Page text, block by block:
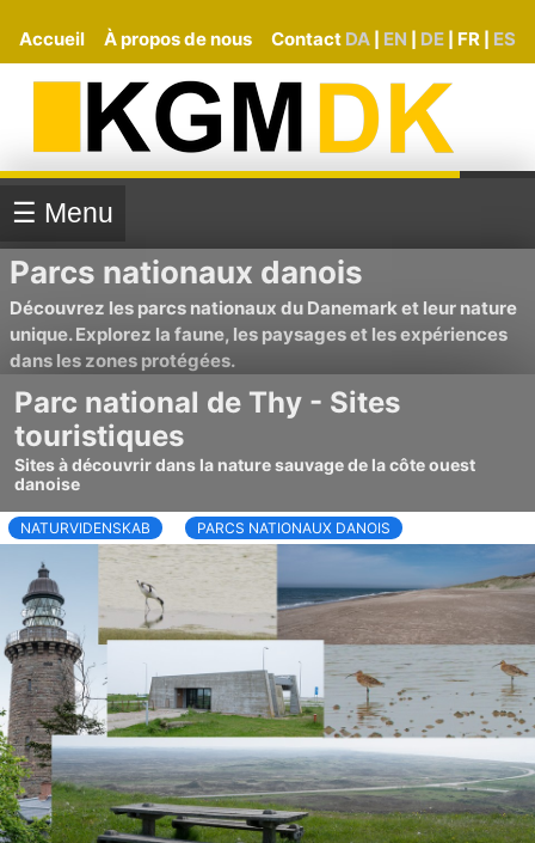
Accueil À propos de nous Contact DA EN DE FR ES
☰ Menu
Parcs nationaux danois
Découvrez les parcs nationaux du Danemark et leur nature
unique. Explorez la faune, les paysages et les expériences
dans les zones protégées.
Parc national de Thy - Sites
touristiques
Sites à découvrir dans la nature sauvage de la côte ouest
danoise
NATURVIDENSKAB PARCS NATIONAUX DANOIS